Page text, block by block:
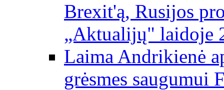
Brexit'ą, Rusijos
„Aktualijų" laidoje
Laima Andrikienė
grėsmes saugumui